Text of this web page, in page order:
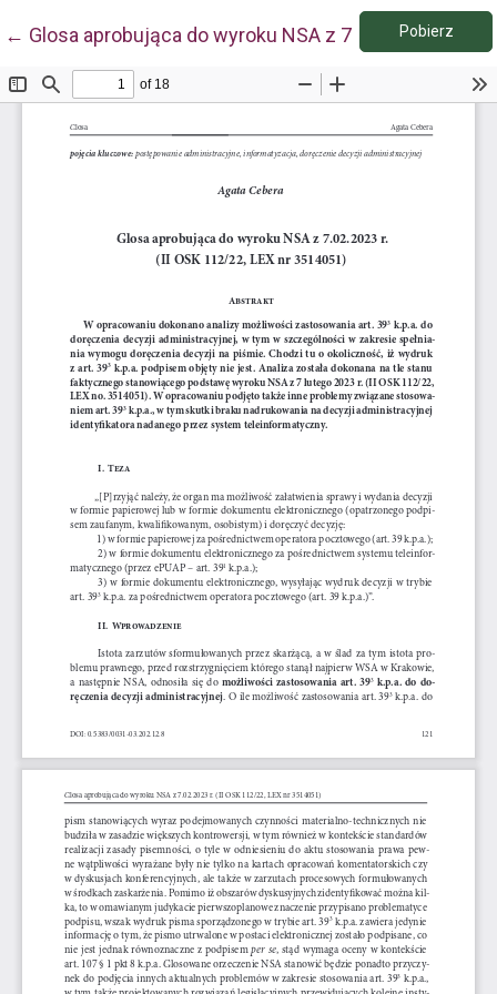
← Wróć do szczegółów artykułu
Glosa aprobująca do wyroku NSA z 7.02.2023 r. (II
Pobierz